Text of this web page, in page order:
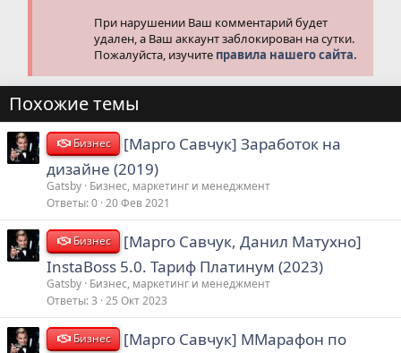
При нарушении Ваш комментарий будет
удален, а Ваш аккаунт заблокирован на сутки.
Пожалуйста, изучите правила нашего сайта.
Похожие темы
Бизнес
[Марго Савчук] Заработок на
дизайне (2019)
Gatsby Бизнес, маркетинг и менеджмент
Ответы 0 20 Фев 2021
Бизнес
[Марго Савчук, Данил Матухно]
InstaBoss 5.0. Тариф Платинум (2023)
Gatsby Бизнес, маркетинг и менеджмент
Ответы 3 25 Окт 2023
Бизнес
[Марго Савчук] МMарафон по